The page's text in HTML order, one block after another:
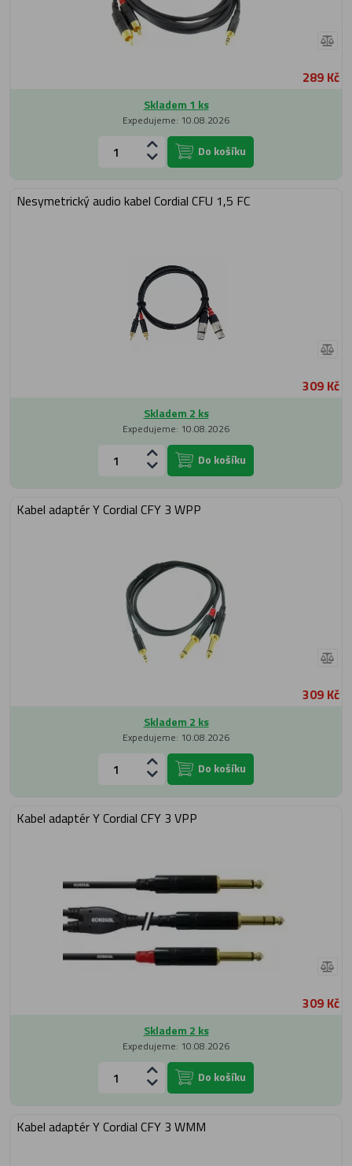
289 Kč
Skladem 1 ks
Expedujeme: 10.08.2026
Do košíku
Nesymetrický audio kabel Cordial CFU 1,5 FC
309 Kč
Skladem 2 ks
Expedujeme: 10.08.2026
Do košíku
Kabel adaptér Y Cordial CFY 3 WPP
309 Kč
Skladem 2 ks
Expedujeme: 10.08.2026
Do košíku
Kabel adaptér Y Cordial CFY 3 VPP
309 Kč
Skladem 2 ks
Expedujeme: 10.08.2026
Do košíku
Kabel adaptér Y Cordial CFY 3 WMM